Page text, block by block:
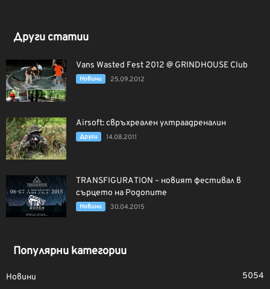
Други статии
Vans Wasted Fest 2012 @ GRINDHOUSE Club
Новини 25.09.2012
Airsoft: свръхреален ултраадреналин
Други 14.08.2011
TRANSFIGURATION – новият фестивал в
сърцето на Родопите
Новини 30.04.2015
Популярни категории
Новини
5054